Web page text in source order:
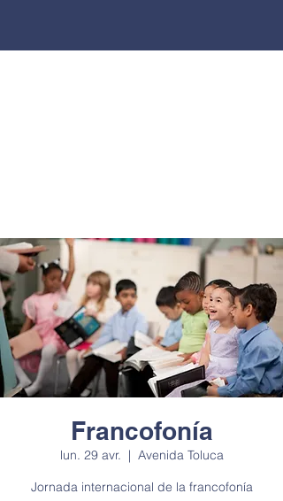
Francofonía
lun. 29 avr.
  |
Avenida Toluca
Jornada internacional de la francofonía